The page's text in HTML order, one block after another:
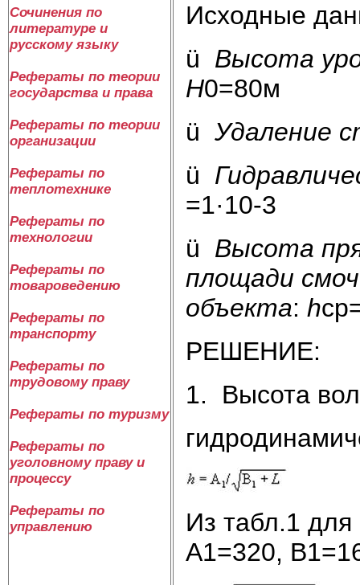
Сочинения по
литературе и
русскому языку
Рефераты по теории
государства и права
Рефераты по теории
организации
Рефераты по
теплотехнике
Рефераты по
технологии
Рефераты по
товароведению
Рефераты по
транспорту
Рефераты по
трудовому праву
Рефераты по туризму
Рефераты по
уголовному праву и
процессу
Рефераты по
управлению
Исходные
ü Высота
Н0=80м
ü Удаление
ü
=1·10-3
ü Высота
площади
объекта: h
РЕШЕНИЕ:
1. Высота
Из табл.1 для
А1=320,